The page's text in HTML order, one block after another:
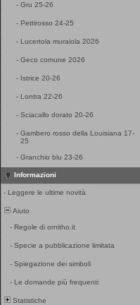
- Gru 25-26
- Pettirosso 24-25
- Lucertola muraiola 2026
- Geco comune 2026
- Istrice 20-26
- Lontra 22-26
- Sciacallo dorato 20-26
- Gambero rosso della Louisiana 17-
25
- Granchio blu 23-26
Informazioni
- Leggere le ultime novità
Aiuto
- Regole di ornitho.it
- Specie a pubblicazione limitata
- Spiegazione dei simboli
- Le domande più frequenti
Statistiche